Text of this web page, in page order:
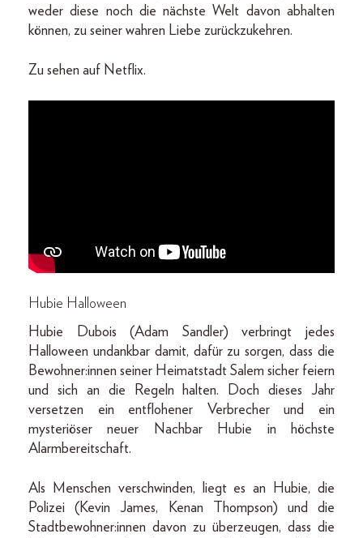
weder diese noch die nächste Welt davon abhalten
können, zu seiner wahren Liebe zurückzukehren.
Zu sehen auf Netflix.
Hubie Halloween
Hubie Dubois (Adam Sandler) verbringt jedes
Halloween undankbar damit, dafür zu sorgen, dass die
Bewohner:innen seiner Heimatstadt Salem sicher feiern
und sich an die Regeln halten. Doch dieses Jahr
versetzen ein entflohener Verbrecher und ein
mysteriöser neuer Nachbar Hubie in höchste
Alarmbereitschaft.
Als Menschen verschwinden, liegt es an Hubie, die
Polizei (Kevin James, Kenan Thompson) und die
Stadtbewohner:innen davon zu überzeugen, dass die